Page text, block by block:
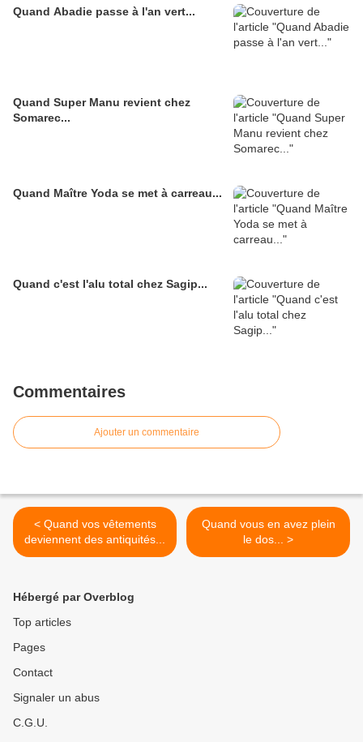
Quand Abadie passe à l'an vert...
Quand Super Manu revient chez
Somarec...
Quand Maître Yoda se met à carreau...
Quand c'est l'alu total chez Sagip...
Commentaires
Ajouter un commentaire
< Quand vos vêtements
deviennent des antiquités...
Quand vous en avez plein
le dos... >
Hébergé par Overblog
Top articles
Pages
Contact
Signaler un abus
C.G.U.